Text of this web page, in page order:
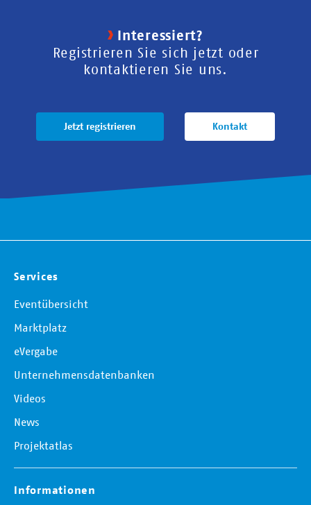
Interessiert?
Registrieren Sie sich jetzt oder
kontaktieren Sie uns.
Jetzt registrieren Kontakt
Services
Eventübersicht
Marktplatz
eVergabe
Unternehmensdatenbanken
Videos
News
Projektatlas
Informationen